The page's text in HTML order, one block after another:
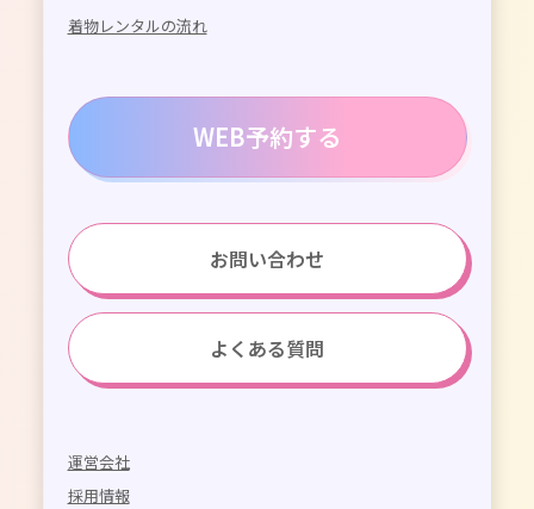
着物レンタルの流れ
WEB予約する
お問い合わせ
よくある質問
運営会社
採用情報